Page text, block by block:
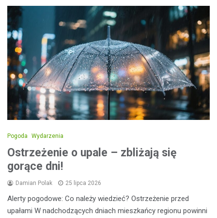
Pogoda Wydarzenia
Ostrzeżenie o upale – zbliżają się
gorące dni!
Damian Polak 25 lipca 2026
Alerty pogodowe: Co należy wiedzieć? Ostrzeżenie przed
upałami W nadchodzących dniach mieszkańcy regionu powinni